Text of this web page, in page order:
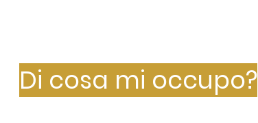
Di cosa mi occupo?